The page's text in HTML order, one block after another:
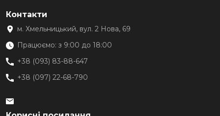
Контакти
м. Хмельницький, вул. 2 Нова, 69
Працюємо: з 9:00 до 18:00
+38 (093) 83-88-647
+38 (097) 22-68-790